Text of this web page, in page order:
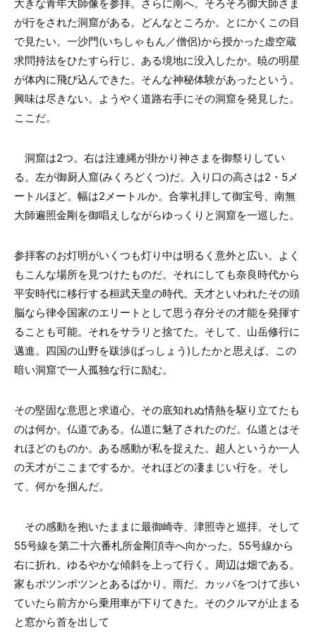
が行をされた洞窟がある。どんなところか。とにかくこの目
で見たい。一沙門(いちしゃもん／僧侶)から授かった虚空蔵
求問持法をひたすら行じ、ある境地に没入したか。暁の明星
が体内に飛び込んできた。そんな神秘体験があったという。
興味は尽きない。ようやく道路右手にその洞窟を発見した。
ここだ。
洞窟は2つ。右は注連縄が掛かり神さまを御祭りしてい
る。左が御厨人窟(みくろどくつ)だ。入り口の高さは2・5メ
ートルほど。幅は2メートルか。合掌礼拝して御宝号、南無
大師遍照金剛を御唱えしながらゆっくりと洞窟を一巡した。
参拝客のお灯明がいくつも灯り中は明るく意外と広い。よく
もこんな場所を見つけたものだ。それにしても奈良時代から
平安時代に移行する桓武天皇の時代。天才といわれたその頭
脳なら律令国家のエリートとして思う存分その才能を発揮す
ることも可能。それをサラリと捨てた。そして、山岳修行に
邁進。四国の山野を跋渉(ばっしょう)したかと思えば、この
暗い洞窟で一人孤独な行に励む。
その堅固な意思と求道心。その底知れぬ情熱を駆り立てたも
のは何か。仏道である。仏道に魅了されたのだ。仏道とはそ
れほどのものか。ある感動が私を捉えた。超人というか一人
の天才がここまでするか。それほどの凄まじい行を。そし
て、何かを掴んだ。
その感動を抱いたままに最御崎寺、津照寺と巡拝。そして
55号線を第二十六番札所金剛頂寺へ向かった。55号線から
右に折れ、ゆるやかな傾斜を上って行く。周辺は畑である。
家もポツンポツンとあるばかり。雨だ。カッパをつけて歩い
ていたら前方から乗用車が下りてきた。そのクルマが止まる
と窓から首を出して